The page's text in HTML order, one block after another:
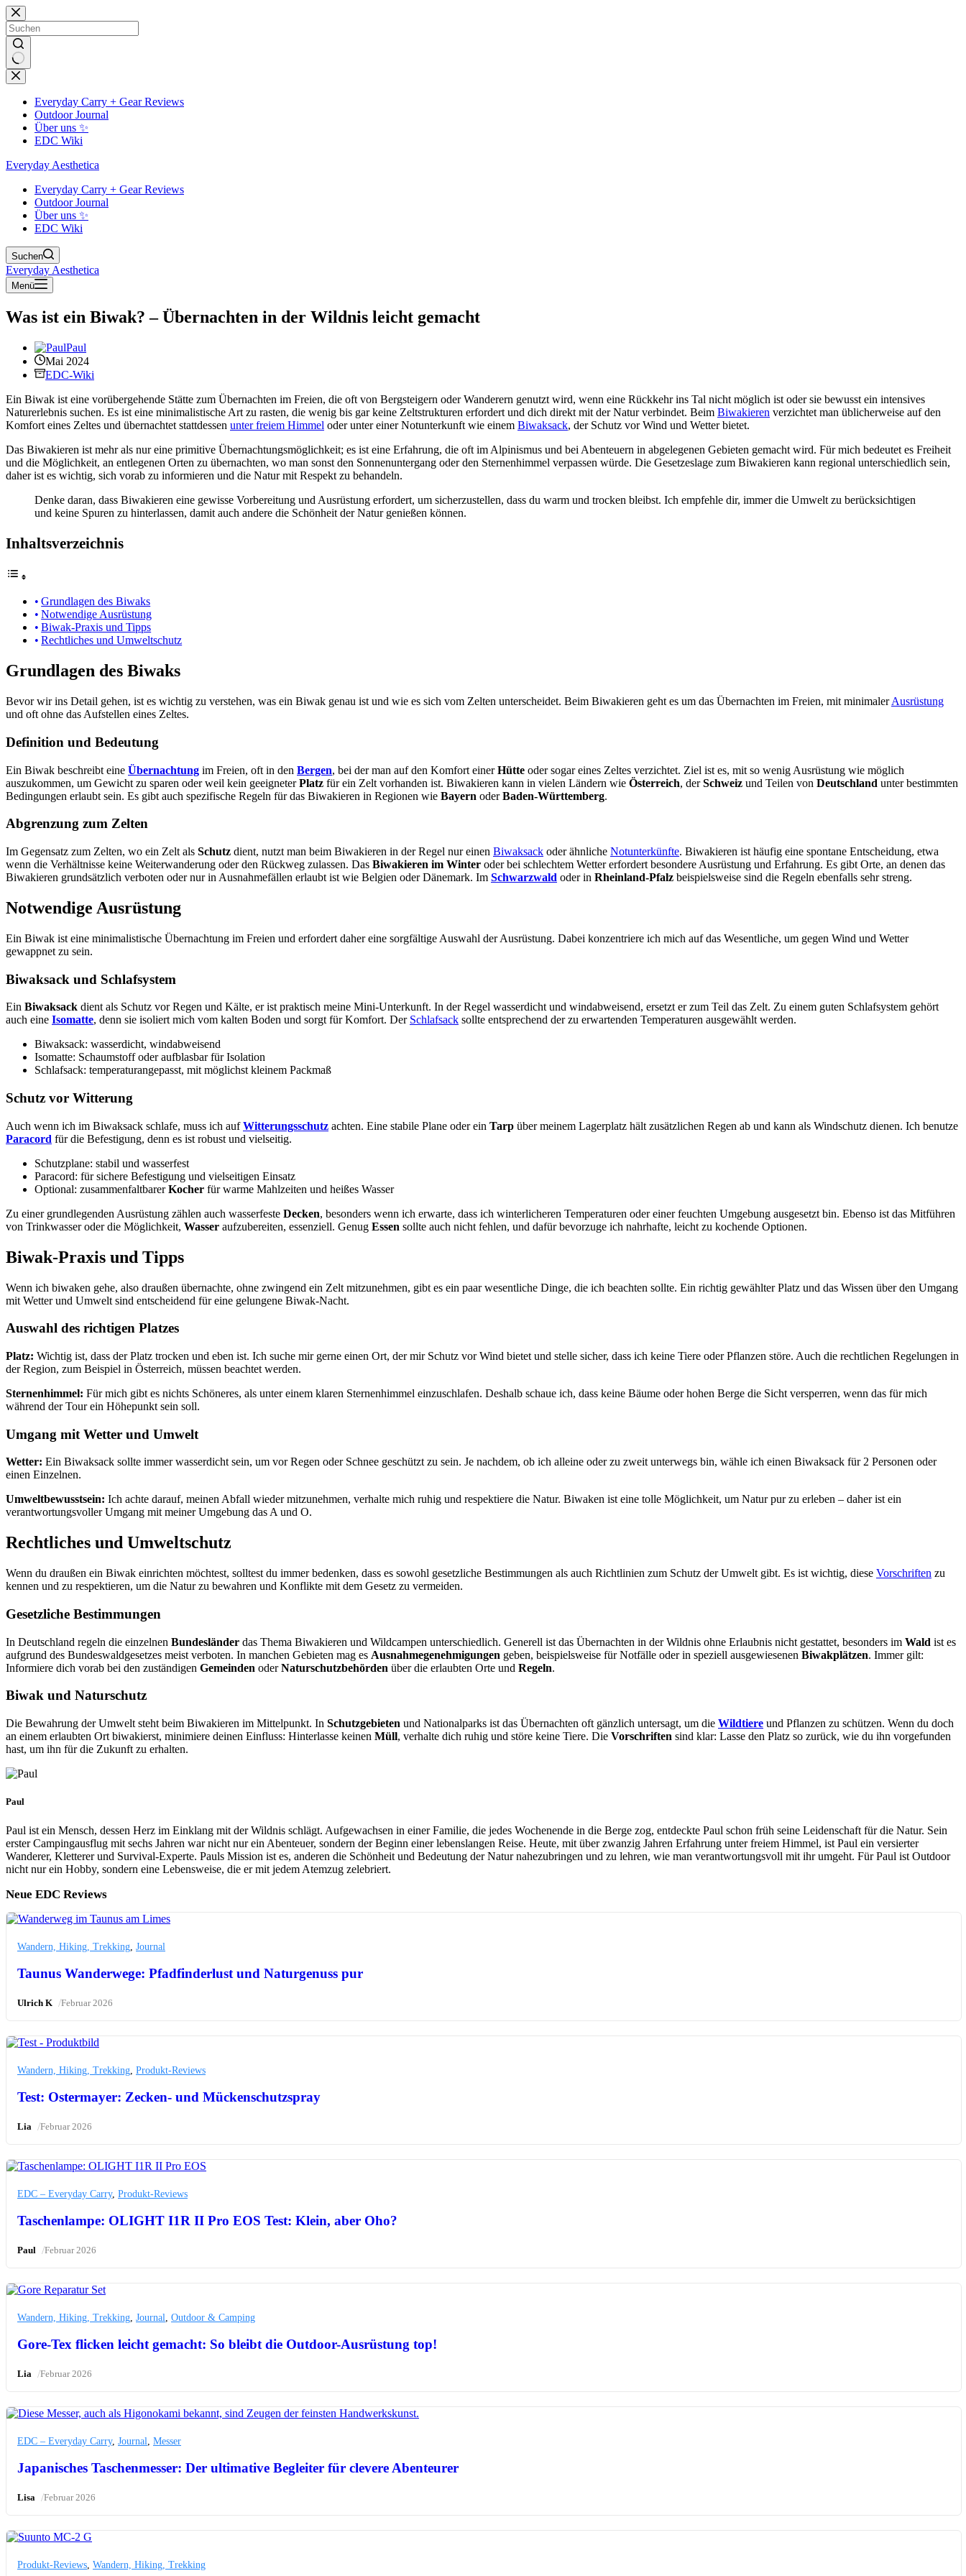
Zum
Inhalt
springen
Keine
Ergebnisse
Everyday Carry + Gear Reviews
Outdoor Journal
Über uns ✨
EDC Wiki
Everyday Aesthetica
Everyday Carry + Gear Reviews
Outdoor Journal
Über uns ✨
EDC Wiki
Suchen
Everyday Aesthetica
Menü
Was ist ein Biwak? – Übernachten in der Wildnis leicht gemacht
Paul
Mai 2024
EDC-Wiki
Ein Biwak ist eine vorübergehende Stätte zum Übernachten im Freien, die oft von Bergsteigern oder Wanderern genutzt wird, wenn eine Rückkehr ins Tal nicht möglich ist oder sie bewusst ein intensives
Naturerlebnis suchen. Es ist eine minimalistische Art zu rasten, die wenig bis gar keine Zeltstrukturen erfordert und dich direkt mit der Natur verbindet. Beim Biwakieren verzichtet man üblicherweise auf den
Komfort eines Zeltes und übernachtet stattdessen unter freiem Himmel oder unter einer Notunterkunft wie einem Biwaksack, der Schutz vor Wind und Wetter bietet.
Das Biwakieren ist mehr als nur eine primitive Übernachtungsmöglichkeit; es ist eine Erfahrung, die oft im Alpinismus und bei Abenteuern in abgelegenen Gebieten gemacht wird. Für mich bedeutet es Freiheit
und die Möglichkeit, an entlegenen Orten zu übernachten, wo man sonst den Sonnenuntergang oder den Sternenhimmel verpassen würde. Die Gesetzeslage zum Biwakieren kann regional unterschiedlich sein,
daher ist es wichtig, sich vorab zu informieren und die Natur mit Respekt zu behandeln.
Denke daran, dass Biwakieren eine gewisse Vorbereitung und Ausrüstung erfordert, um sicherzustellen, dass du warm und trocken bleibst. Ich empfehle dir, immer die Umwelt zu berücksichtigen
und keine Spuren zu hinterlassen, damit auch andere die Schönheit der Natur genießen können.
Inhaltsverzeichnis
Grundlagen des Biwaks
Notwendige Ausrüstung
Biwak-Praxis und Tipps
Rechtliches und Umweltschutz
Grundlagen des Biwaks
Bevor wir ins Detail gehen, ist es wichtig zu verstehen, was ein Biwak genau ist und wie es sich vom Zelten unterscheidet. Beim Biwakieren geht es um das Übernachten im Freien, mit minimalerAusrüstung
und oft ohne das Aufstellen eines Zeltes.
Definition und Bedeutung
Ein Biwak beschreibt eine Übernachtung im Freien, oft in den Bergen, bei der man auf den Komfort einerHütte oder sogar eines Zeltes verzichtet. Ziel ist es, mit so wenig Ausrüstung wie möglich
auszukommen, um Gewicht zu sparen oder weil kein geeigneterPlatz für ein Zelt vorhanden ist. Biwakieren kann in vielen Ländern wie Österreich, derSchweiz und Teilen von Deutschland unter bestimmten
Bedingungen erlaubt sein. Es gibt auch spezifische Regeln für das Biwakieren in Regionen wie Bayern oderBaden-Württemberg.
Abgrenzung zum Zelten
Im Gegensatz zum Zelten, wo ein Zelt als Schutz dient, nutzt man beim Biwakieren in der Regel nur einen Biwaksack oder ähnliche Notunterkünfte. Biwakieren ist häufig eine spontane Entscheidung, etwa
wenn die Verhältnisse keine Weiterwanderung oder den Rückweg zulassen. Das Biwakieren im Winter oder bei schlechtem Wetter erfordert besondere Ausrüstung und Erfahrung. Es gibt Orte, an denen das
Biwakieren grundsätzlich verboten oder nur in Ausnahmefällen erlaubt ist wie Belgien oder Dänemark. Im Schwarzwald oder in Rheinland-Pfalz beispielsweise sind die Regeln ebenfalls sehr streng.
Notwendige Ausrüstung
Ein Biwak ist eine minimalistische Übernachtung im Freien und erfordert daher eine sorgfältige Auswahl der Ausrüstung. Dabei konzentriere ich mich auf das Wesentliche, um gegen Wind und Wetter
gewappnet zu sein.
Biwaksack und Schlafsystem
Ein Biwaksack dient als Schutz vor Regen und Kälte, er ist praktisch meine Mini-Unterkunft. In der Regel wasserdicht und windabweisend, ersetzt er zum Teil das Zelt. Zu einem guten Schlafsystem gehört
auch eine Isomatte, denn sie isoliert mich vom kalten Boden und sorgt für Komfort. Der Schlafsack sollte entsprechend der zu erwartenden Temperaturen ausgewählt werden.
Biwaksack: wasserdicht, windabweisend
Isomatte: Schaumstoff oder aufblasbar für Isolation
Schlafsack: temperaturangepasst, mit möglichst kleinem Packmaß
Schutz vor Witterung
Auch wenn ich im Biwaksack schlafe, muss ich aufWitterungsschutz achten. Eine stabile Plane oder ein Tarp über meinem Lagerplatz hält zusätzlichen Regen ab und kann als Windschutz dienen. Ich benutze
Paracord für die Befestigung, denn es ist robust und vielseitig.
Schutzplane: stabil und wasserfest
Paracord: für sichere Befestigung und vielseitigen Einsatz
Optional: zusammenfaltbarerKocher für warme Mahlzeiten und heißes Wasser
Zu einer grundlegenden Ausrüstung zählen auch wasserfeste Decken, besonders wenn ich erwarte, dass ich winterlicheren Temperaturen oder einer feuchten Umgebung ausgesetzt bin. Ebenso ist das Mitführen
von Trinkwasser oder die Möglichkeit, Wasser aufzubereiten, essenziell. Genug Essen sollte auch nicht fehlen, und dafür bevorzuge ich nahrhafte, leicht zu kochende Optionen.
Biwak-Praxis und Tipps
Wenn ich biwaken gehe, also draußen übernachte, ohne zwingend ein Zelt mitzunehmen, gibt es ein paar wesentliche Dinge, die ich beachten sollte. Ein richtig gewählter Platz und das Wissen über den Umgang
mit Wetter und Umwelt sind entscheidend für eine gelungene Biwak-Nacht.
Auswahl des richtigen Platzes
Platz: Wichtig ist, dass der Platz trocken und eben ist. Ich suche mir gerne einen Ort, der mir Schutz vor Wind bietet und stelle sicher, dass ich keine Tiere oder Pflanzen störe. Auch die rechtlichen Regelungen in
der Region, zum Beispiel in Österreich, müssen beachtet werden.
Sternenhimmel: Für mich gibt es nichts Schöneres, als unter einem klaren Sternenhimmel einzuschlafen. Deshalb schaue ich, dass keine Bäume oder hohen Berge die Sicht versperren, wenn das für mich
während der Tour ein Höhepunkt sein soll.
Umgang mit Wetter und Umwelt
Wetter: Ein Biwaksack sollte immer wasserdicht sein, um vor Regen oder Schnee geschützt zu sein. Je nachdem, ob ich alleine oder zu zweit unterwegs bin, wähle ich einen Biwaksack für 2 Personen oder
einen Einzelnen.
Umweltbewusstsein: Ich achte darauf, meinen Abfall wieder mitzunehmen, verhalte mich ruhig und respektiere die Natur. Biwaken ist eine tolle Möglichkeit, um Natur pur zu erleben – daher ist ein
verantwortungsvoller Umgang mit meiner Umgebung das A und O.
Rechtliches und Umweltschutz
Wenn du draußen ein Biwak einrichten möchtest, solltest du immer bedenken, dass es sowohl gesetzliche Bestimmungen als auch Richtlinien zum Schutz der Umwelt gibt. Es ist wichtig, diese Vorschriften zu
kennen und zu respektieren, um die Natur zu bewahren und Konflikte mit dem Gesetz zu vermeiden.
Gesetzliche Bestimmungen
In Deutschland regeln die einzelnen Bundesländer das Thema Biwakieren und Wildcampen unterschiedlich. Generell ist das Übernachten in der Wildnis ohne Erlaubnis nicht gestattet, besonders im Wald ist es
aufgrund des Bundeswaldgesetzes meist verboten. In manchen Gebieten mag es Ausnahmegenehmigungen geben, beispielsweise für Notfälle oder in speziell ausgewiesenen Biwakplätzen. Immer gilt:
Informiere dich vorab bei den zuständigen Gemeinden oderNaturschutzbehörden über die erlaubten Orte und Regeln.
Biwak und Naturschutz
Die Bewahrung der Umwelt steht beim Biwakieren im Mittelpunkt. In Schutzgebieten und Nationalparks ist das Übernachten oft gänzlich untersagt, um die Wildtiere und Pflanzen zu schützen. Wenn du doch
an einem erlaubten Ort biwakierst, minimiere deinen Einfluss: Hinterlasse keinen Müll, verhalte dich ruhig und störe keine Tiere. Die Vorschriften sind klar: Lasse den Platz so zurück, wie du ihn vorgefunden
hast, um ihn für die Zukunft zu erhalten.
Paul
Paul ist ein Mensch, dessen Herz im Einklang mit der Wildnis schlägt. Aufgewachsen in einer Familie, die jedes Wochenende in die Berge zog, entdeckte Paul schon früh seine Leidenschaft für die Natur. Sein
erster Campingausflug mit sechs Jahren war nicht nur ein Abenteuer, sondern der Beginn einer lebenslangen Reise. Heute, mit über zwanzig Jahren Erfahrung unter freiem Himmel, ist Paul ein versierter
Wanderer, Kletterer und Survival-Experte. Pauls Mission ist es, anderen die Schönheit und Bedeutung der Natur nahezubringen und zu lehren, wie man verantwortungsvoll mit ihr umgeht. Für Paul ist Outdoor
nicht nur ein Hobby, sondern eine Lebensweise, die er mit jedem Atemzug zelebriert.
Neue EDC Reviews
Wandern, Hiking, Trekking Journal
Taunus Wanderwege: Pfadfinderlust und Naturgenuss pur
Ulrich K /Februar 2026
Wandern, Hiking, Trekking Produkt-Reviews
Test: Ostermayer: Zecken- und Mückenschutzspray
Lia /Februar 2026
EDC – Everyday Carry, Produkt-Reviews
Taschenlampe: OLIGHT I1R II Pro EOS Test: Klein, aber Oho?
Paul /Februar 2026
Wandern, Hiking, Trekking Journal Outdoor & Camping
Gore-Tex flicken leicht gemacht: So bleibt die Outdoor-Ausrüstung top!
Lia /Februar 2026
EDC – Everyday Carry, Journal Messer
Japanisches Taschenmesser: Der ultimative Begleiter für clevere Abenteurer
Lisa /Februar 2026
Produkt-Reviews Wandern, Hiking, Trekking